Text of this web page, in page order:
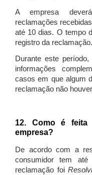
A empresa
reclamações
até 10 dias. O tempo
registro da reclamação.
Durante este
informações
casos em que algum
reclamação não
12. Como é feita
empresa?
De acordo com a
consumidor tem
reclamação foi